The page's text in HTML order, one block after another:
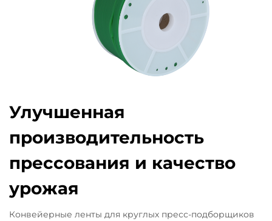
Улучшенная
производительность
прессования и качество
урожая
Конвейерные ленты для круглых пресс-подборщиков